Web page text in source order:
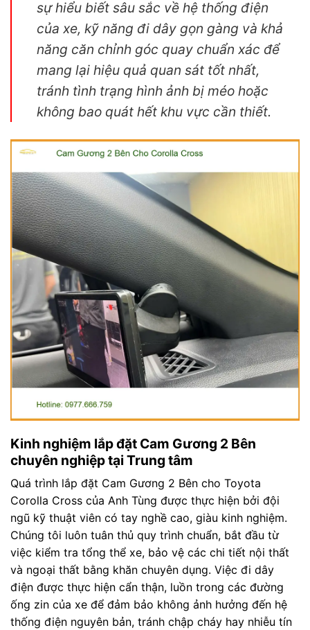
sự hiểu biết sâu sắc về hệ thống điện
của xe, kỹ năng đi dây gọn gàng và khả
năng căn chỉnh góc quay chuẩn xác để
mang lại hiệu quả quan sát tốt nhất,
tránh tình trạng hình ảnh bị méo hoặc
không bao quát hết khu vực cần thiết.
Kinh nghiệm lắp đặt Cam Gương 2 Bên
chuyên nghiệp tại Trung tâm
Quá trình lắp đặt Cam Gương 2 Bên cho Toyota
Corolla Cross của Anh Tùng được thực hiện bởi đội
ngũ kỹ thuật viên có tay nghề cao, giàu kinh nghiệm.
Chúng tôi luôn tuân thủ quy trình chuẩn, bắt đầu từ
việc kiểm tra tổng thể xe, bảo vệ các chi tiết nội thất
và ngoại thất bằng khăn chuyên dụng. Việc đi dây
điện được thực hiện cẩn thận, luồn trong các đường
ống zin của xe để đảm bảo không ảnh hưởng đến hệ
thống điện nguyên bản, tránh chập cháy hay nhiễu tín